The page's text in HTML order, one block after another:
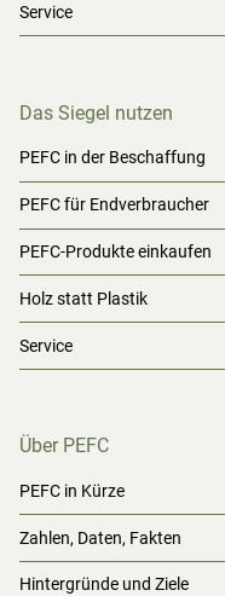
Service
Das Siegel nutzen
PEFC in der Beschaffung
PEFC für Endverbraucher
PEFC-Produkte einkaufen
Holz statt Plastik
Service
Über PEFC
PEFC in Kürze
Zahlen, Daten, Fakten
Hintergründe und Ziele